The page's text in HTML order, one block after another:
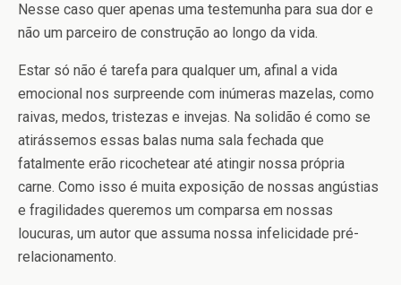
Nesse caso quer apenas uma testemunha para sua dor e
não um parceiro de construção ao longo da vida.
Estar só não é tarefa para qualquer um, afinal a vida
emocional nos surpreende com inúmeras mazelas, como
raivas, medos, tristezas e invejas. Na solidão é como se
atirássemos essas balas numa sala fechada que
fatalmente erão ricochetear até atingir nossa própria
carne. Como isso é muita exposição de nossas angústias
e fragilidades queremos um comparsa em nossas
loucuras, um autor que assuma nossa infelicidade pré-
relacionamento.